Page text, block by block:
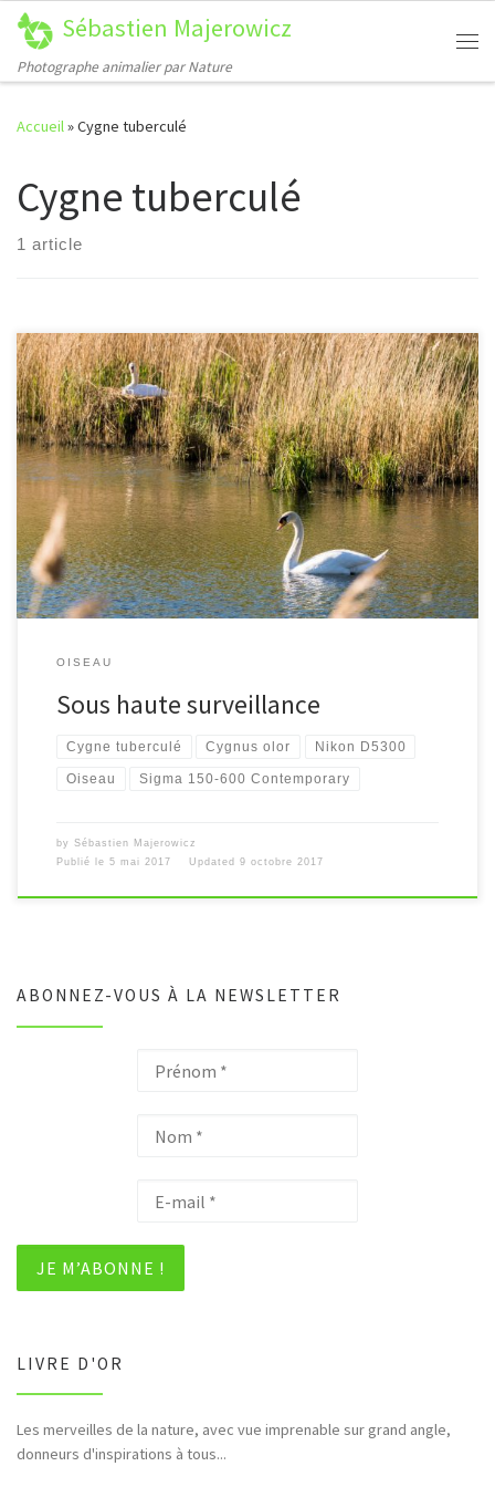
Passer au contenu
Sébastien Majerowicz
Photographe animalier par Nature
Accueil»Cygne tuberculé
Cygne tuberculé
1 article
[…]
OISEAU
Sous haute surveillance
Cygne tuberculé Cygnus olor Nikon D5300
Oiseau Sigma 150-600 Contemporary
by Sébastien Majerowicz
Publié le 5 mai 2017 Updated 9 octobre 2017
ABONNEZ-VOUS À LA NEWSLETTER
LIVRE D'OR
Les merveilles de la nature, avec vue imprenable sur grand angle,
donneurs d'inspirations à tous...